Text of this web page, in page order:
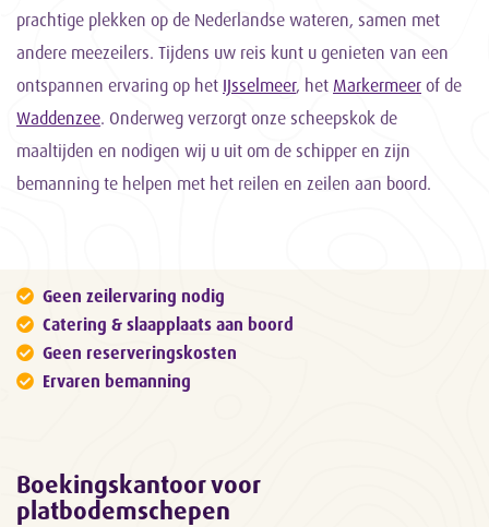
prachtige plekken op de Nederlandse wateren, samen met
andere meezeilers. Tijdens uw reis kunt u genieten van een
ontspannen ervaring op het IJsselmeer, het Markermeer of de
Waddenzee. Onderweg verzorgt onze scheepskok de
maaltijden en nodigen wij u uit om de schipper en zijn
bemanning te helpen met het reilen en zeilen aan boord.
Geen zeilervaring nodig
Catering & slaapplaats aan boord
Geen reserveringskosten
Ervaren bemanning
Boekingskantoor voor
platbodemschepen